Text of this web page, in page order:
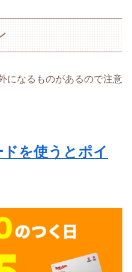
になるものがあるので注意
を使うとポイ